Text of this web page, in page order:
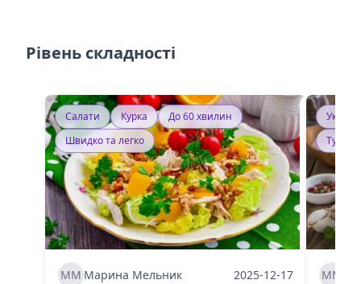
Рівень складності
Салати Курка
До 60 хвилин
Швидко та легко
ММ Марина Мельник 2025-12-17 ММ